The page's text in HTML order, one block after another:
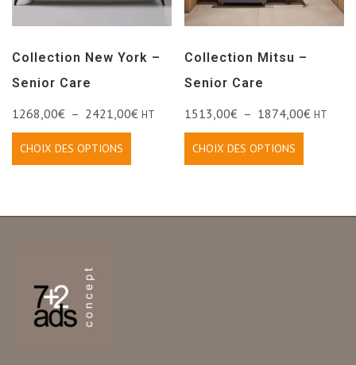
Collection New York –
Senior Care
1268,00€ – 2421,00€ HT
CHOIX DES OPTIONS
Collection Mitsu –
Senior Care
1513,00€ – 1874,00€ HT
CHOIX DES OPTIONS